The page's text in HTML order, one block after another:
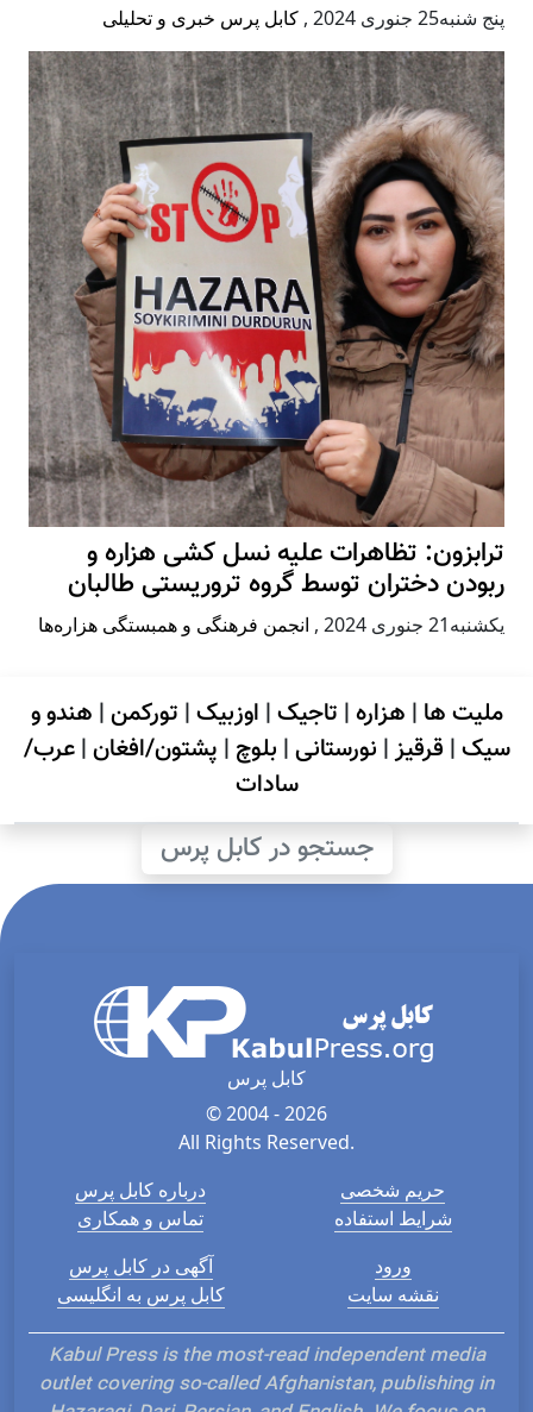
پنج شنبه25 جنوری 2024 , کابل پرس خبری و تحلیلی
ترابزون: تظاهرات علیه نسل کشی هزاره و
ربودن دختران توسط گروه تروریستی طالبان
يكشنبه21 جنوری 2024 , انجمن فرهنگی و همبستگی هزاره‌ها
ملیت ها | هزاره| تاجیک| اوزبیک| تورکمن| هندو و
سیک| قرقیز| نورستانی| بلوچ | پشتون/افغان|عرب/
سادات
جستجو در کابل پرس
کابل پرس
© 2004 - 2026
All Rights Reserved.
درباره کابل پرس
تماس و همکاری
حریم شخصی
شرایط استفاده
آگهی در کابل پرس
کابل پرس به انگلیسی
ورود
نقشه سایت
Kabul Press is the most-read independent media
outlet covering so-called Afghanistan, publishing in